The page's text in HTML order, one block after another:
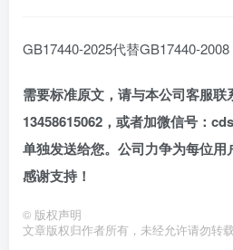
GB17440-2025代替GB17440-2008
需要标准原文，请与本公司客服联
13458615062， 或者加微信号：
单独发送给您。公司力争为每位用
感谢支持！
© 版权声明
文章版权归作者所有，未经允许请勿转载